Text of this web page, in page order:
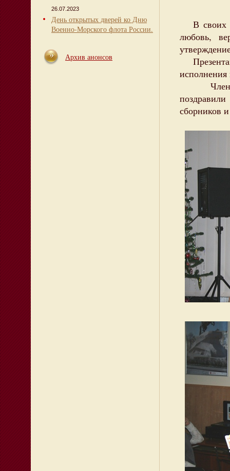
26.07.2023
День открытых дверей ко Дню
Военно-Морского флота России.
Архив анонсов
В своих
любовь,
Члены
сборников